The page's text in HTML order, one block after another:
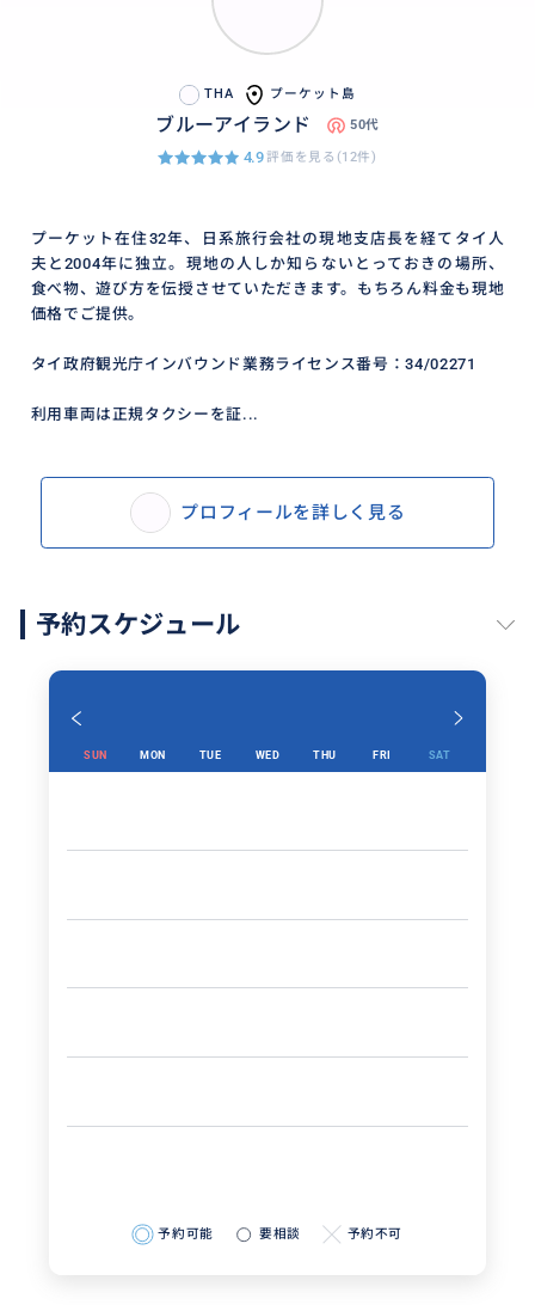
THA プーケット島
ブルーアイランド 50代
4.9評価を見る(12件)
プーケット在住32年、日系旅行会社の現地支店長を経てタイ人
夫と2004年に独立。現地の人しか知らないとっておきの場所、
食べ物、遊び方を伝授させていただきます。もちろん料金も現地
価格でご提供。
タイ政府観光庁インバウンド業務ライセンス番号：34/02271
利用車両は正規タクシーを証...
プロフィールを詳しく見る
予約スケジュール
SUN MON TUE WED THU FRI SAT
予約可能 要相談 予約不可